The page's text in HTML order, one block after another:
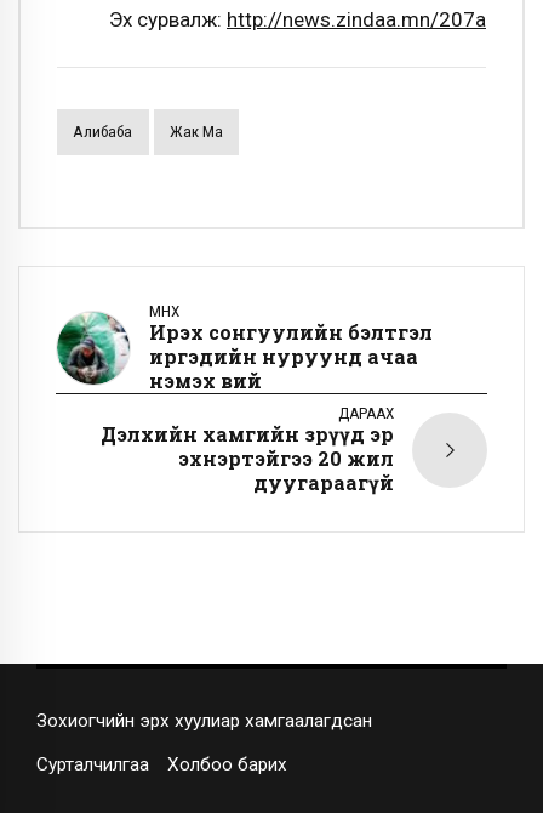
Эх сурвалж: http://news.zindaa.mn/207a
Алибаба Жак Ма
ӨМНӨХ
Ирэх сонгуулийн бэлтгэл
иргэдийн нуруунд ачаа
нэмэх вий
ДАРААХ
Дэлхийн хамгийн зөрүүд эр
эхнэртэйгээ 20 жил
дуугараагүй
Зохиогчийн эрх хуулиар хамгаалагдсан
Сурталчилгаа Холбоо барих